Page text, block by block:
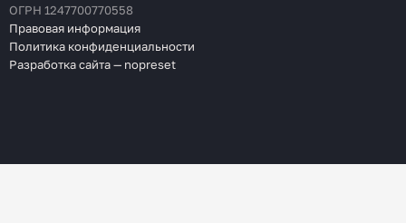
ОГРН 1247700770558
Правовая информация
Политика конфиденциальности
Разработка сайта — nopreset